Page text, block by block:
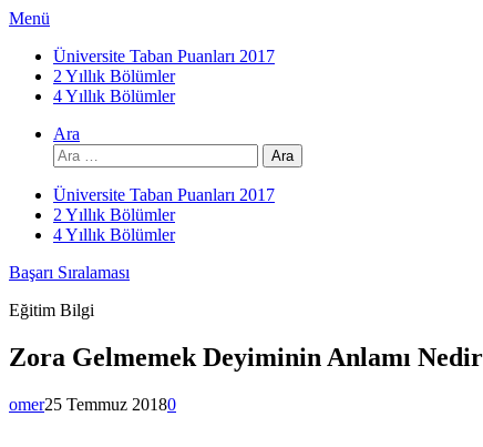
İçeriğe
Menü
Üniversite Taban Puanları 2017
2 Yıllık Bölümler
4 Yıllık Bölümler
Ara
Arama:
Üniversite Taban Puanları 2017
2 Yıllık Bölümler
4 Yıllık Bölümler
Başarı Sıralaması
Eğitim Bilgi
Zora Gelmemek Deyiminin Anlamı Nedir
omer25 Temmuz 20180